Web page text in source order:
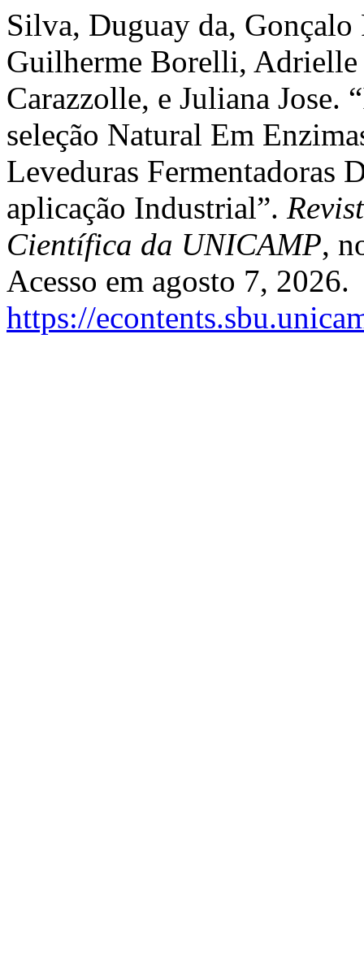
Silva, Duguay da,
Guilherme Borelli, Adrielle
Carazzolle, e Juliana Jose.
seleção Natural Em
Leveduras Fermentadoras
aplicação Industrial”.
Científica da UNICAMP,
Acesso em agosto 7, 2026.
https://